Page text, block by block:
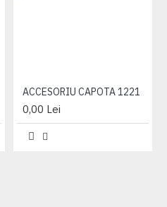
ACCESORIU CAPOTA 1221
0,00 Lei